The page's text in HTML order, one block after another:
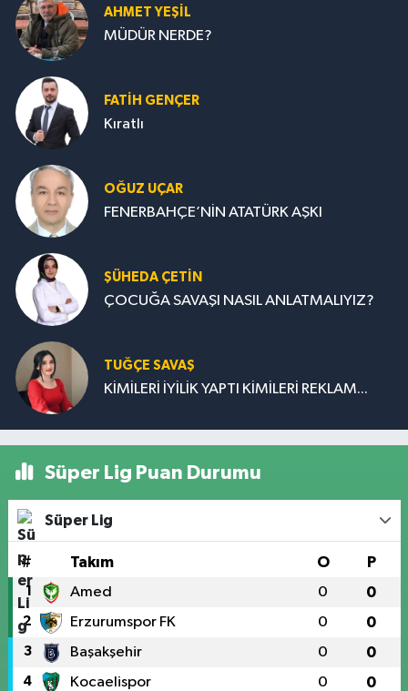
AHMET YEŞİL
MÜDÜR NERDE?
FATIH GENÇER
Kıratlı
OĞUZ UÇAR
FENERBAHÇE’NİN ATATÜRK AŞKI
ŞÜHEDA ÇETİN
ÇOCUĞA SAVAŞI NASIL ANLATMALIYIZ?
TUĞÇE SAVAŞ
KİMİLERİ İYİLİK YAPTI KİMİLERİ REKLAM...
Süper Lig Puan Durumu
Süper Lig
# Takım O P
1 Amed 0 0
2 Erzurumspor FK 0 0
3 Başakşehir 0 0
4 Kocaelispor 0 0